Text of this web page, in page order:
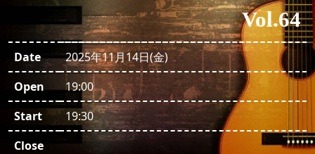
Vol.64
Date
2025年11月14日(金)
Open
19:00
Start
19:30
Close